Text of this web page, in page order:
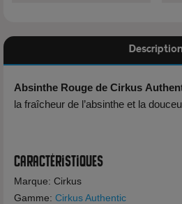
Description
Absinthe Rouge de Cirkus
la fraîcheur de l’absinthe et la
Caractéristiques
Marque: Cirkus
Gamme: Cirkus Authentic